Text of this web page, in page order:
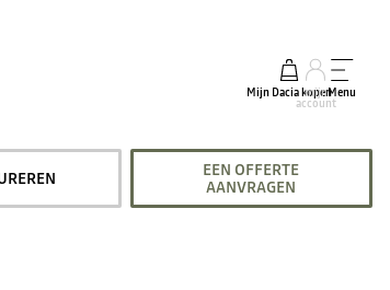
Mijn Dacia kopen
mijn
account
Menu
EEN OFFERTE
AANVRAGEN